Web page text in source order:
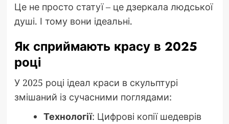
Це не просто статуї – це дзеркала людської
душі. І тому вони ідеальні.
Як сприймають красу в 2025
році
У 2025 році ідеал краси в скульптурі
змішаний із сучасними поглядами:
Технології: Цифрові копії шедеврів